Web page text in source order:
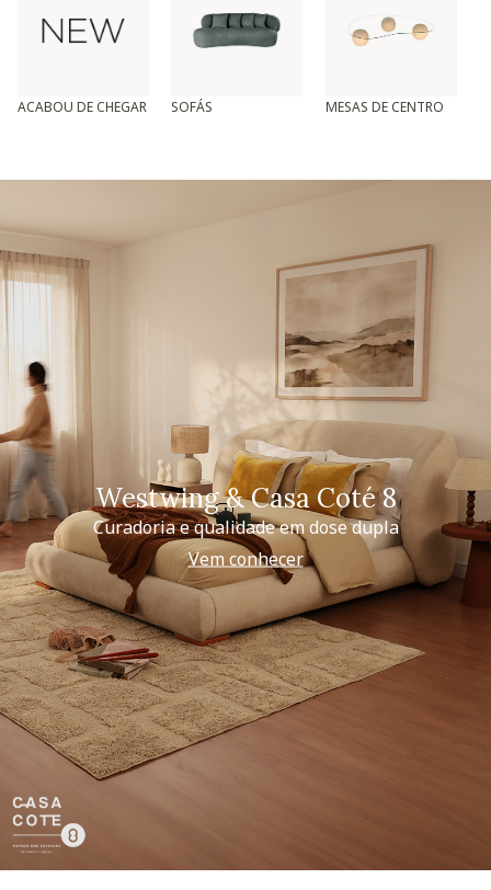
ACABOU DE CHEGAR SOFÁS MESAS DE CENTRO
Westwing & Casa Coté 8
Curadoria e qualidade em dose dupla
Vem conhecer